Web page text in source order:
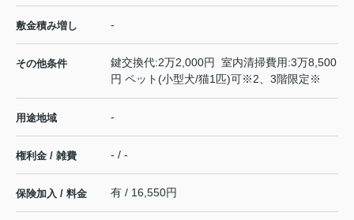
敷金積み増し -
その他条件
鍵交換代:2万2,000円 室内清掃費用:3万8,500
円 ペット(小型犬/猫1匹)可※2、3階限定※
用途地域 -
権利金 / 雑費 - / -
保険加入 / 料金 有 / 16,550円